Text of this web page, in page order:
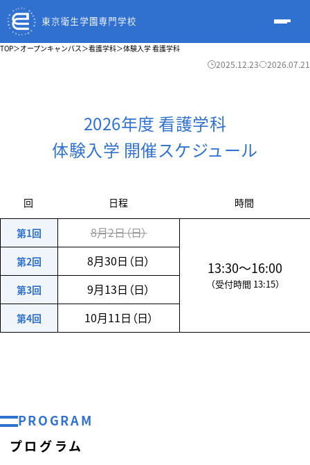
TOP＞オープンキャンパス＞看護学科＞体験入学 看護学科
2025.12.23 2026.07.21
2026年度 看護学科
体験入学 開催スケジュール
回 日程 時間
第1回 8月2日（日）
13:30〜16:00
（受付時間 13:15）
第2回 8月30日（日）
第3回 9月13日（日）
第4回 10月11日（日）
PROGRAM
プログラム